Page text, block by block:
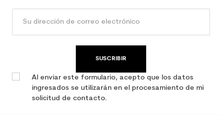
SUSCRIBIR
Al enviar este formulario, acepto que los datos
ingresados se utilizarán en el procesamiento de mi
solicitud de contacto.